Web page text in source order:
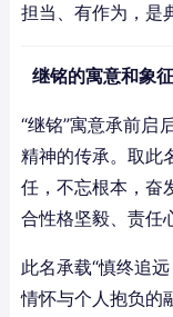
担当、有作为，是
继铭的寓意和象征
“继铭”寓意承前启
精神的传承。取此
任，不忘根本，奋
合性格坚毅、责任
此名承载“慎终追
情怀与个人抱负的